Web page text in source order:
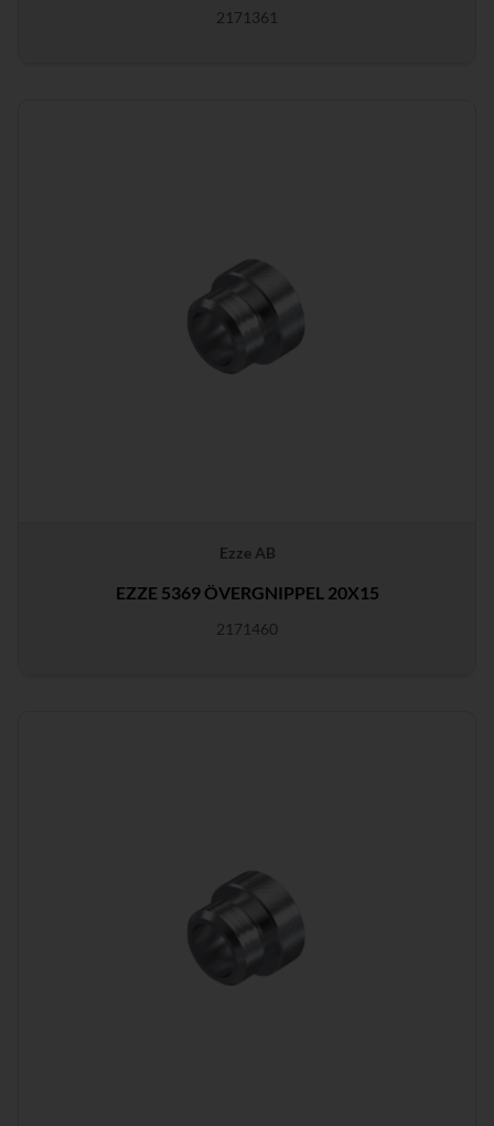
2171361
Ezze AB
EZZE 5369 ÖVERGNIPPEL 20X15
2171460